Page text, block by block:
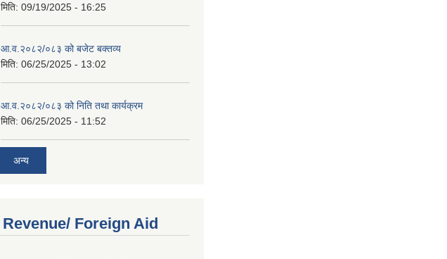
मिति: 09/19/2025 - 16:25
आ.व.२०८२/०८३ को बजेट बक्तव्य
मिति: 06/25/2025 - 13:02
आ.व.२०८२/०८३ को निति तथा कार्यक्रम
मिति: 06/25/2025 - 11:52
अन्य
Revenue/ Foreign Aid